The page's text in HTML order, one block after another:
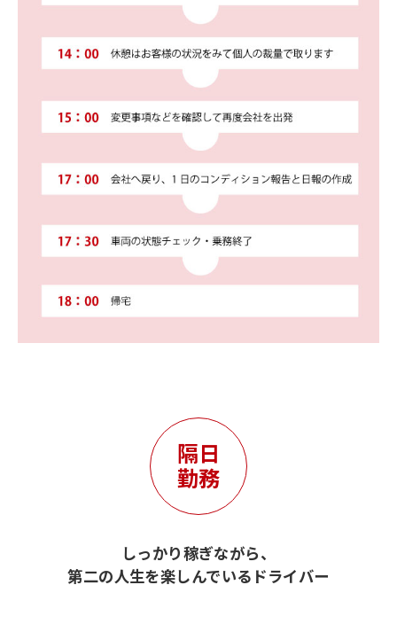
隔日
勤務
しっかり稼ぎながら、
第二の人生を楽しんでいるドライバー